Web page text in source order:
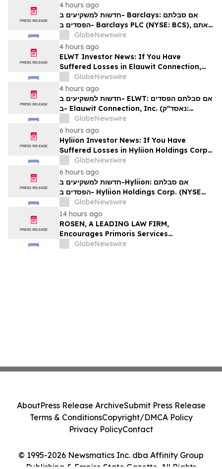
Rosen Law Firm About Your Rights
4 hours ago
חדשות למשקיעים ב- Barclays: אם סבלתם
הפסדים ב- Barclays PLC (NYSE: BCS), אתם
מוזמנים ליצור קשר עם משרד רוזן עורכי דין בנוגע
לזכויותיכם
GlobeNewswire
4 hours ago
ELWT Investor News: If You Have
Suffered Losses in Elauwit Connection,
Inc. (NASDAQ: ELWT), You Are
Encouraged to Contact The Rosen Law
Firm About Your Rights
GlobeNewswire
4 hours ago
חדשות למשקיעים ב- ELWT: אם סבלתם הפסדים
ב- Elauwit Connection, Inc. (נאסד"ק:
ELWT), אתם מוזמנים ליצור קשר עם משרד רוזן
עורכי דין בנוגע לזכויותיכם
GlobeNewswire
6 hours ago
Hyliion Investor News: If You Have
Suffered Losses in Hyliion Holdings Corp.
(NYSE American: HYLN), You Are
Encouraged to Contact The Rosen Law
Firm About Your Rights
GlobeNewswire
6 hours ago
חדשות למשקיעים ב-Hyliion: אם סבלתם
הפסדים ב- Hyliion Holdings Corp. (NYSE
American: HYLN), אתם מוזמנים ליצור קשר עם
משרד רוזן עורכי דין בנוגע לזכויותיכם
GlobeNewswire
14 hours ago
ROSEN, A LEADING LAW FIRM,
Encourages Primoris Services
Corporation Investors to Secure Counsel
GlobeNewswire
© 1995-2026 Newsmatics Inc. dba Affinity Group
Publishing & Empire State Gazette. All Rights
AboutPress Release ArchiveSubmit Press Release
Terms & ConditionsCopyright/DMCA Policy
Privacy PolicyContact